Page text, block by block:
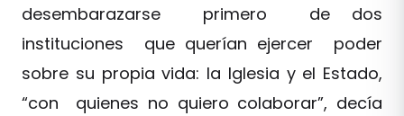
desembarazarse primero de dos
instituciones que querían ejercer poder
sobre su propia vida: la Iglesia y el Estado,
“con quienes no quiero colaborar”, decía